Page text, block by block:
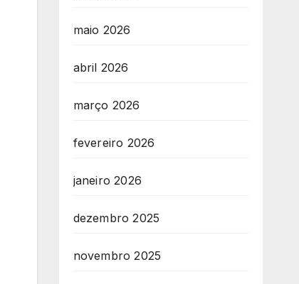
maio 2026
abril 2026
março 2026
fevereiro 2026
janeiro 2026
dezembro 2025
novembro 2025